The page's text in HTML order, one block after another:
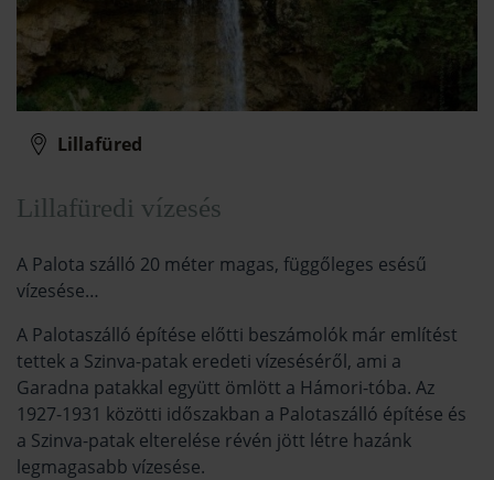
Lillafüred
Lillafüredi vízesés
A Palota szálló 20 méter magas, függőleges esésű
vízesése…
A Palotaszálló építése előtti beszámolók már említést
tettek a Szinva-patak eredeti vízeséséről, ami a
Garadna patakkal együtt ömlött a Hámori-tóba. Az
1927-1931 közötti időszakban a Palotaszálló építése és
a Szinva-patak elterelése révén jött létre hazánk
legmagasabb vízesése.